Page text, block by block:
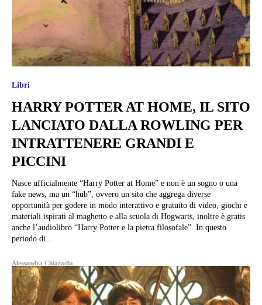
Libri
HARRY POTTER AT HOME, IL SITO
LANCIATO DALLA ROWLING PER
INTRATTENERE GRANDI E
PICCINI
Nasce ufficialmente “Harry Potter at Home” e non è un sogno o una
fake news, ma un “hub”, ovvero un sito che aggrega diverse
opportunità per godere in modo interattivo e gratuito di video, giochi e
materiali ispirati al maghetto e alla scuola di Hogwarts, inoltre è gratis
anche l’audiolibro “Harry Potter e la pietra filosofale”. In questo
periodo di...
Alessandra Chiaradia